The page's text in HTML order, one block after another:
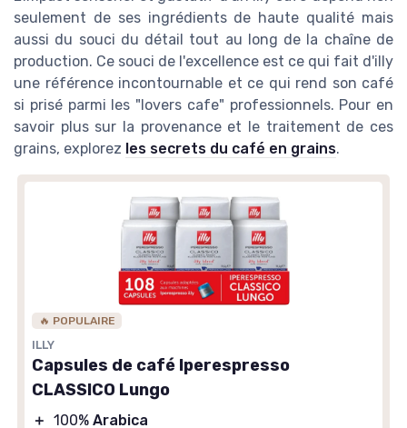
seulement de ses ingrédients de haute qualité mais
aussi du souci du détail tout au long de la chaîne de
production. Ce souci de l'excellence est ce qui fait d'illy
une référence incontournable et ce qui rend son café
si prisé parmi les "lovers cafe" professionnels. Pour en
savoir plus sur la provenance et le traitement de ces
grains, explorez les secrets du café en grains.
🔥 POPULAIRE
ILLY
Capsules de café Iperespresso
CLASSICO Lungo
＋ 100% Arabica